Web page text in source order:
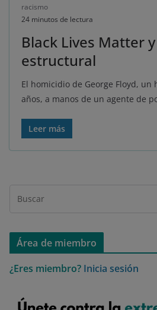
racismo
24 minutos de lectura
Black Lives Matter
estructural
El homicidio de George Floyd, un
años, a manos de un agente de
Leer más
Área de miembro
¿Eres miembro? Inicia sesión